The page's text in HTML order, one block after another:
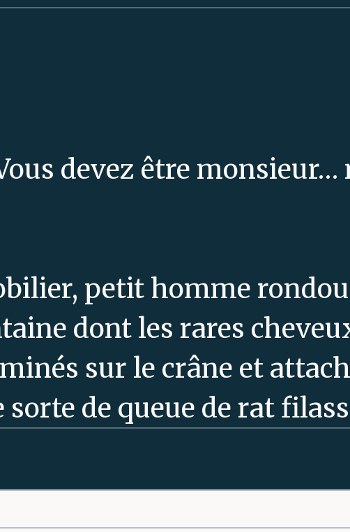
devez être monsieur…
petit homme
dont les rares
sur le crâne et
de queue de rat
d’expérience au
surprise ni